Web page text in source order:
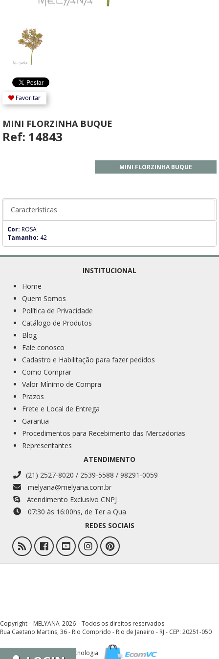
Favoritar
MINI FLORZINHA BUQUE
Ref: 14843
MINI FLORZINHA BUQUE
Características
Cor: ROSA
Tamanho: 42
INSTITUCIONAL
Home
Quem Somos
Política de Privacidade
Catálogo de Produtos
Blog
Fale conosco
Cadastro e Habilitação para fazer pedidos
Como Comprar
Valor Mínimo de Compra
Prazos
Frete e Local de Entrega
Garantia
Procedimentos para Recebimento das Mercadorias
Representantes
ATENDIMENTO
(21) 2527-8020 / 2539-5588 / 98291-0059
melyana@melyana.com.br
Atendimento Exclusivo CNPJ
07:30 às 16:00hs, de Ter a Qua
REDES SOCIAIS
Copyright - MELYANA 2026 - Todos os direitos reservados.
Rua Caetano Martins, 36 - Rio Comprido - Rio de Janeiro - RJ - CEP: 20251-050
Tecnologia